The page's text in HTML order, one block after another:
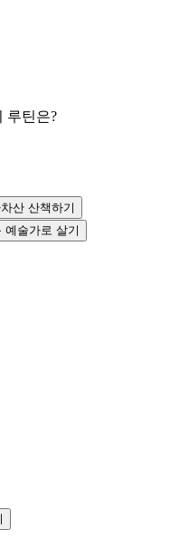
루틴은?
차산 산책하기
예술가로 살기